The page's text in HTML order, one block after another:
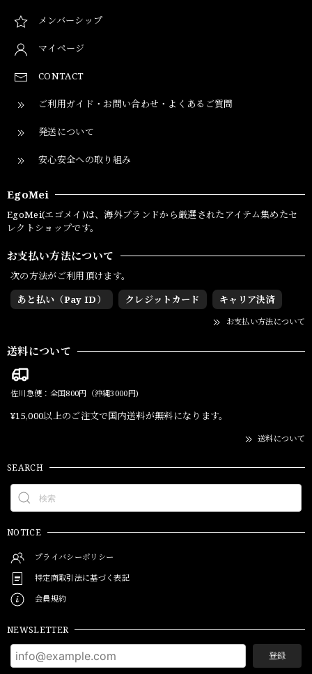
メンバーシップ
マイページ
CONTACT
ご利用ガイド・お問い合わせ・よくあるご質問
発送について
安心安全への取り組み
EgoMei
EgoMei(エゴメイ)は、海外ブランドから厳選されたアイテム集めたセ
レクトショップです。
お支払い方法について
次の方法がご利用頂けます。
あと払い（Pay ID）
クレジットカード キャリア決済
お支払い方法について
送料について
佐川急便：全国800円（沖縄3000円)
¥15,000以上のご注文で国内送料が無料になります。
送料について
SEARCH
NOTICE
プライバシーポリシー
特定商取引法に基づく表記
会員規約
NEWSLETTER
登録